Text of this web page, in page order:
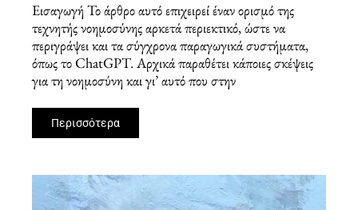
Εισαγωγή Το άρθρο αυτό επιχειρεί έναν ορισμό της
τεχνητής νοημοσύνης αρκετά περιεκτικό, ώστε να
περιγράψει και τα σύγχρονα παραγωγικά συστήματα,
όπως το ChatGPT. Αρχικά παραθέτει κάποιες σκέψεις
για τη νοημοσύνη και γι’ αυτό που στην
Περισσότερα